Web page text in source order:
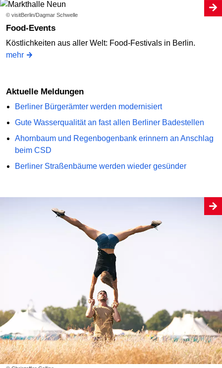
© visitBerlin/Dagmar Schwelle
Food-Events
Köstlichkeiten aus aller Welt: Food-Festivals in Berlin.
mehr
Aktuelle Meldungen
Berliner Bürgerämter werden modernisiert
Gute Wasserqualität an fast allen Berliner Badestellen
Ahornbaum und Regenbogenbank erinnern an Anschlag
beim CSD
Berliner Straßenbäume werden wieder gesünder